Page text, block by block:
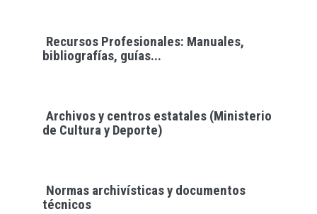
Recursos Profesionales: Manuales,
bibliografías, guías...
Archivos y centros estatales (Ministerio
de Cultura y Deporte)
Normas archivísticas y documentos
técnicos